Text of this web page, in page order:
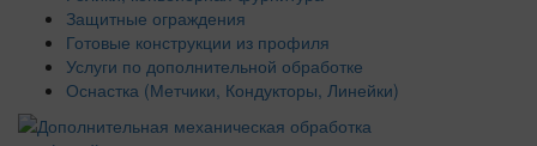
Защитные ограждения
Готовые конструкции из профиля
Услуги по дополнительной обработке
Оснастка (Метчики, Кондукторы, Линейки)